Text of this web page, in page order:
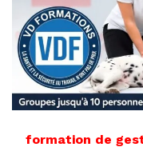
formation de